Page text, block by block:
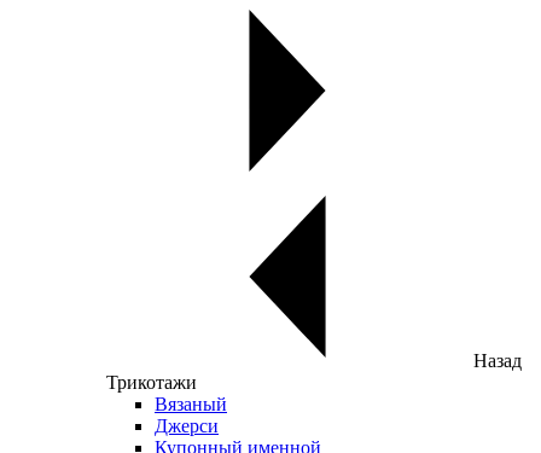
Назад
Трикотажи
Вязаный
Джерси
Купонный именной